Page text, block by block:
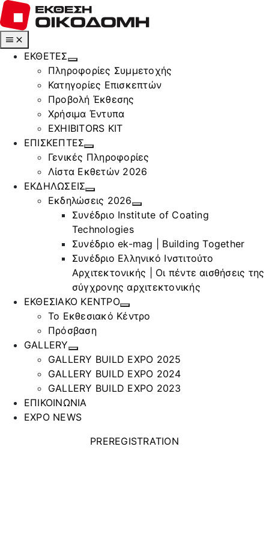
Μετάβαση
στο
περιεχόμενο
Toggle
Navigation
ΕΚΘΕΤΕΣ
Πληροφορίες Συμμετοχής
Κατηγορίες Επισκεπτών
Προβολή Έκθεσης
Χρήσιμα Έντυπα
EXHIBITORS KIT
ΕΠΙΣΚΕΠΤΕΣ
Γενικές Πληροφορίες
Λίστα Εκθετών 2026
ΕΚΔΗΛΩΣΕΙΣ
Εκδηλώσεις 2026
Συνέδριο Institute of Coating
Technologies
Συνέδριο ek-mag | Building Together
Συνέδριο Ελληνικό Ινστιτούτο
Αρχιτεκτονικής | Οι πέντε αισθήσεις της
σύγχρονης αρχιτεκτονικής
ΕΚΘΕΣΙΑΚΟ ΚΕΝΤΡΟ
Το Εκθεσιακό Κέντρο
Πρόσβαση
GALLERY
GALLERY BUILD EXPO 2025
GALLERY BUILD EXPO 2024
GALLERY BUILD EXPO 2023
ΕΠΙΚΟΙΝΩΝΙΑ
EXPO NEWS
PREREGISTRATION